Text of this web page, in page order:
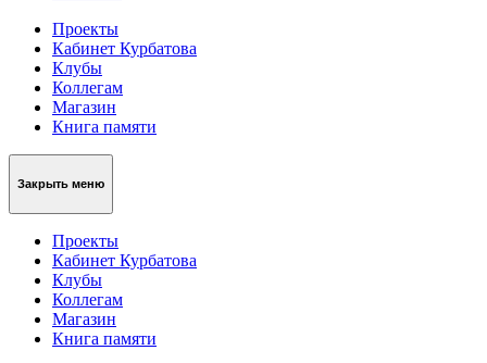
Проекты
Кабинет Курбатова
Клубы
Коллегам
Магазин
Книга памяти
Закрыть меню
Проекты
Кабинет Курбатова
Клубы
Коллегам
Магазин
Книга памяти